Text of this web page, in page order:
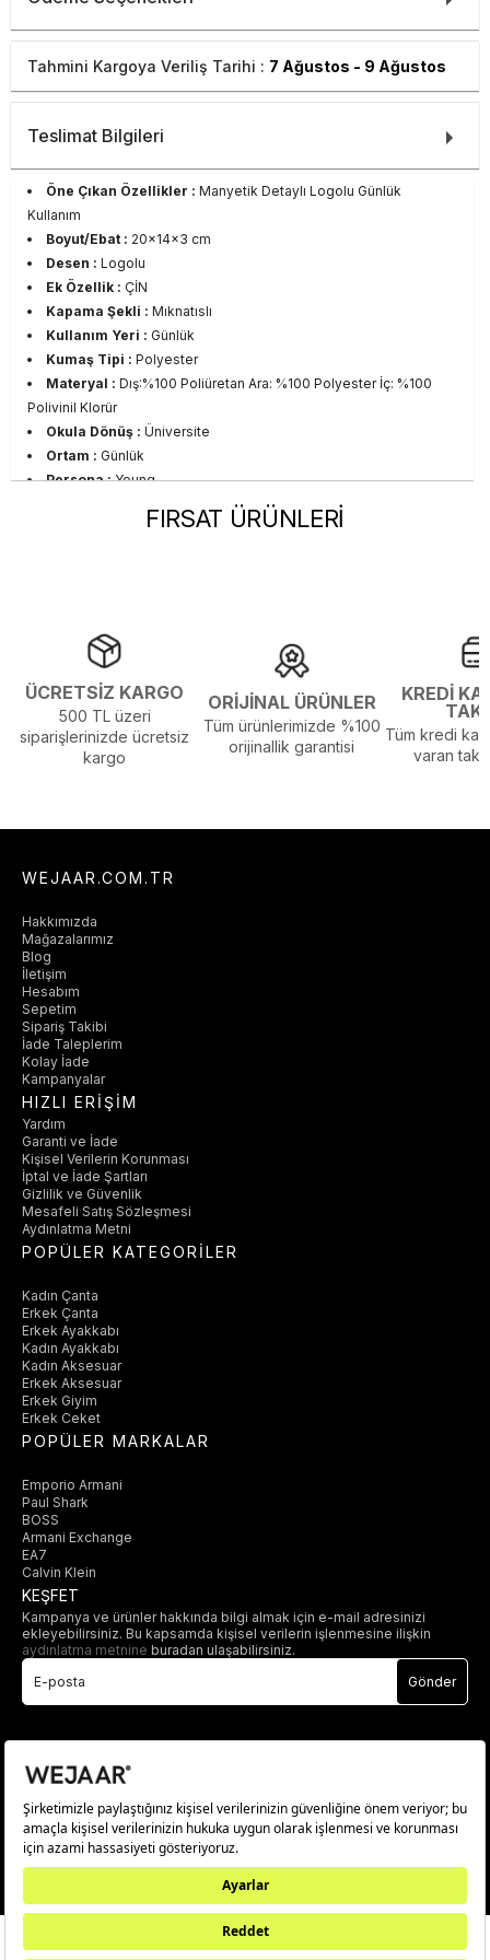
Tahmini Kargoya Veriliş Tarihi : 7 Ağustos - 9 Ağustos
Teslimat Bilgileri
Öne Çıkan Özellikler : Manyetik Detaylı Logolu Günlük
Kullanım
Boyut/Ebat : 20x14x3 cm
Desen : Logolu
Ek Özellik : ÇİN
Kapama Şekli : Mıknatıslı
Kullanım Yeri : Günlük
Kumaş Tipi : Polyester
Materyal : Dış:%100 Poliüretan Ara: %100 Polyester İç: %100
Polivinil Klorür
Okula Dönüş : Üniversite
Ortam : Günlük
Persona :Young
2024 KışFIRSAT ÜRÜNLERİ
ÜCRETSİZ KARGO
500 TL üzeri
siparişlerinizde ücretsiz
kargo
ORİJİNAL ÜRÜNLER
Tüm ürünlerimizde %100
orijinallik garantisi
KREDİ
Tüm kredi
varan
WEJAAR.COM.TR
Hakkımızda
Mağazalarımız
Blog
İletişim
Hesabım
Sepetim
Sipariş Takibi
İade Taleplerim
Kolay İade
Kampanyalar
HIZLI ERİŞİM
Yardım
Garanti ve İade
Kişisel Verilerin Korunması
İptal ve İade Şartları
Gizlilik ve Güvenlik
Mesafeli Satış Sözleşmesi
Aydınlatma Metni
POPÜLER KATEGORİLER
Kadın Çanta
Erkek Çanta
Erkek Ayakkabı
Kadın Ayakkabı
Kadın Aksesuar
Erkek Aksesuar
Erkek Giyim
Erkek Ceket
POPÜLER MARKALAR
Emporio Armani
Paul Shark
BOSS
Armani Exchange
EA7
Calvin Klein
KEŞFET
Kampanya ve ürünler hakkında bilgi almak için e-mail adresinizi
ekleyebilirsiniz. Bu kapsamda kişisel verilerin işlenmesine ilişkin
aydınlatma metnine buradan ulaşabilirsiniz.
Gönder
© 2025 wejaar.com.tr. tüm hakları saklıdır.